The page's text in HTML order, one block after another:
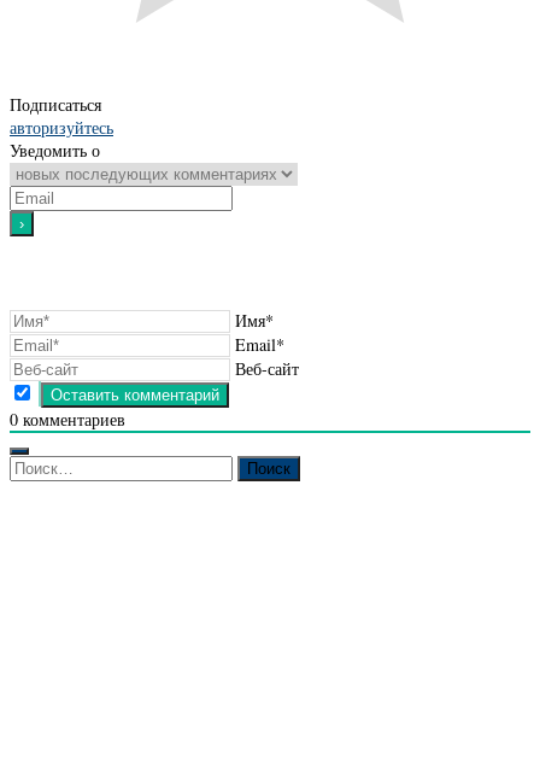
Подписаться
авторизуйтесь
Уведомить о
Имя*
Email*
Веб-сайт
0 комментариев
Найти: